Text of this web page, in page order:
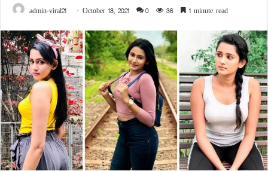
admin-viral21 October 13, 2021 0 36 1 minute read